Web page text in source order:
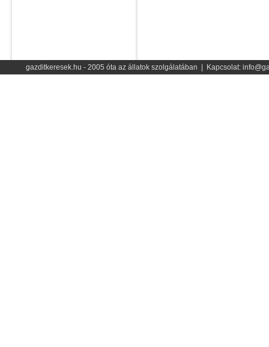
gazditkeresek.hu - 2005 óta az állatok szolgálatában | Kapcsolat: